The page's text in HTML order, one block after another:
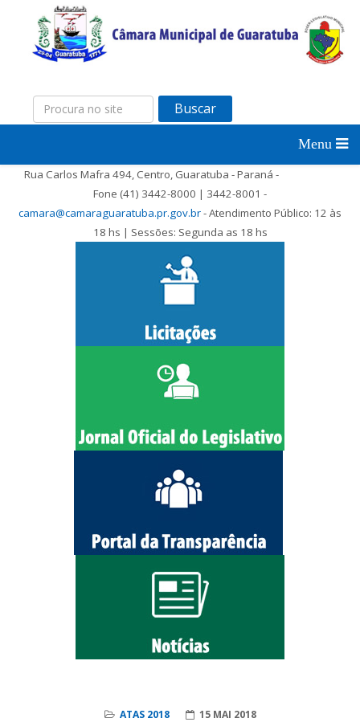
Buscar
Rua Carlos Mafra 494, Centro, Guaratuba - Paraná -
Fone (41) 3442-8000 | 3442-8001 -
camara@camaraguaratuba.pr.gov.br- Atendimento Público: 12 às
18 hs | Sessões: Segunda as 18 hs
ATAS 2018 15 MAI 2018